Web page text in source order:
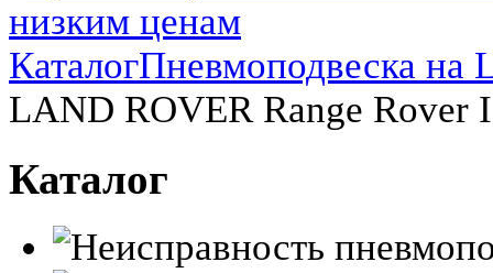
КаталогПневмоподвеска на
LAND ROVER Range Rover
Каталог